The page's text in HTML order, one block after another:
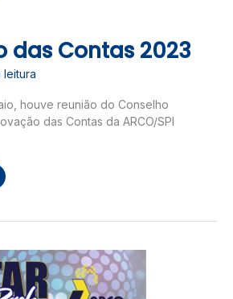
das Contas 2023
leitura
houve reunião do Conselho
das Contas da ARCO/SPI